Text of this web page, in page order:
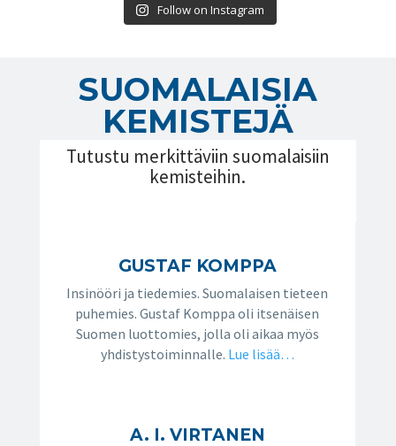
Follow on Instagram
SUOMALAISIA
KEMISTEJÄ
Tutustu merkittäviin suomalaisiin
kemisteihin.
GUSTAF KOMPPA
Insinööri ja tiedemies. Suomalaisen tieteen
puhemies. Gustaf Komppa oli itsenäisen
Suomen luottomies, jolla oli aikaa myös
yhdistystoiminnalle. Lue lisää…
A. I. VIRTANEN